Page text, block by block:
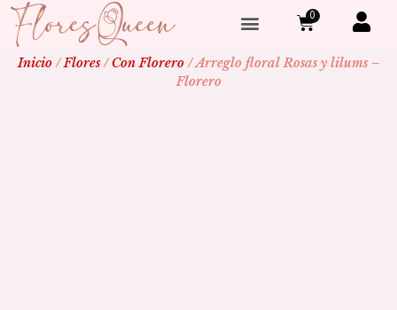
0
Inicio/Flores/Con Florero/ Arreglo floral Rosas y lilums –
Florero